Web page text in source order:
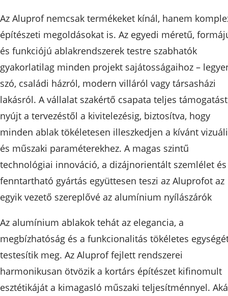
Az Aluprof nemcsak termékeket kínál, hanem
építészeti megoldásokat is. Az egyedi méretű,
és funkciójú ablakrendszerek testre szabhatók
gyakorlatilag minden projekt sajátosságaihoz –
szó, családi házról, modern villáról vagy társasházi
lakásról. A vállalat szakértő csapata teljes támogatást
nyújt a tervezéstől a kivitelezésig, biztosítva, hogy
minden ablak tökéletesen illeszkedjen a kívánt
és műszaki paraméterekhez. A magas szintű
technológiai innováció, a dizájnorientált szemlélet
fenntartható gyártás együttesen teszi az Aluprofot az
egyik vezető szereplővé az alumínium nyílászárók
Az alumínium ablakok tehát az elegancia, a
megbízhatóság és a funkcionalitás tökéletes
testesítik meg. Az Aluprof fejlett rendszerei
harmonikusan ötvözik a kortárs építészet kifinomult
esztétikáját a kimagasló műszaki teljesítménnyel.